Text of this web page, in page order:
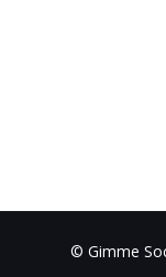
© Gimme